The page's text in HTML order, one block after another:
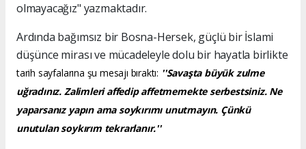
olmayacağız" yazmaktadır.
Ardında bağımsız bir Bosna-Hersek, güçlü bir İslami
düşünce mirası ve mücadeleyle dolu bir hayatla birlikte
tarih sayfalarına şu mesajı bıraktı: ''Savaşta büyük zulme
uğradınız. Zalimleri affedip affetmemekte serbestsiniz. Ne
yaparsanız yapın ama soykırımı unutmayın. Çünkü
unutulan soykırım tekrarlanır.''